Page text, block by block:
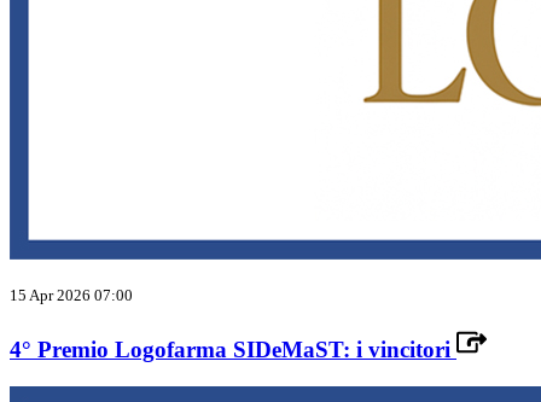
15 Apr 2026 07:00
4° Premio Logofarma SIDeMaST: i vincitori